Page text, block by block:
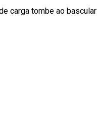
carga tombe ao